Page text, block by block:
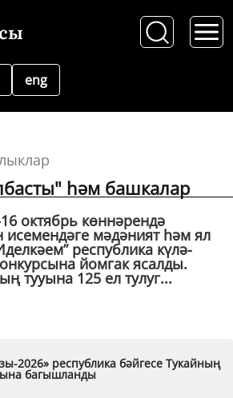
eng
һәм башкалар
октябрь көннәрендә
мәдәният һәм ял
республика күлә­
йомгак ясалды.
тууына 125 ел тулуг...
2026» республика бәйгесе Тукайның
багышланды